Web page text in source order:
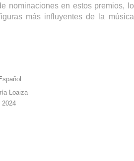
nominaciones en estos premios,
lo
más influyentes de la música
Loaiza
2024